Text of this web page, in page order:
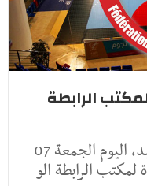
الرابطة
أعلنت الجامعة التونسية لكرة اليد، اليوم الجمعة 07